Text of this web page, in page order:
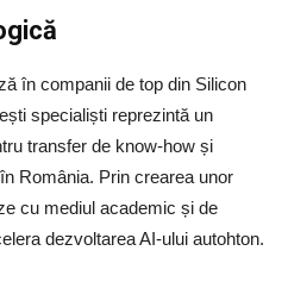
în companii de top din Silicon
specialiști reprezintă un
transfer de know-how și
România. Prin crearea unor
cu mediul academic și de
dezvoltarea AI-ului autohton.